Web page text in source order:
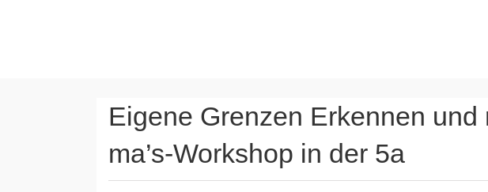
Eigene Grenzen Erkennen
ma’s-Workshop in der 5a